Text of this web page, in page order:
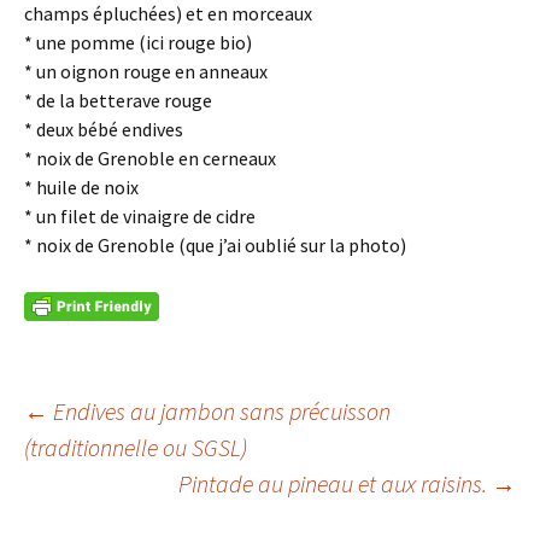
champs épluchées) et en morceaux
* une pomme (ici rouge bio)
* un oignon rouge en anneaux
* de la betterave rouge
* deux bébé endives
* noix de Grenoble en cerneaux
* huile de noix
* un filet de vinaigre de cidre
* noix de Grenoble (que j’ai oublié sur la photo)
Navigation
des
← Endives au jambon sans précuisson
(traditionnelle ou SGSL)
Pintade au pineau et aux raisins. →